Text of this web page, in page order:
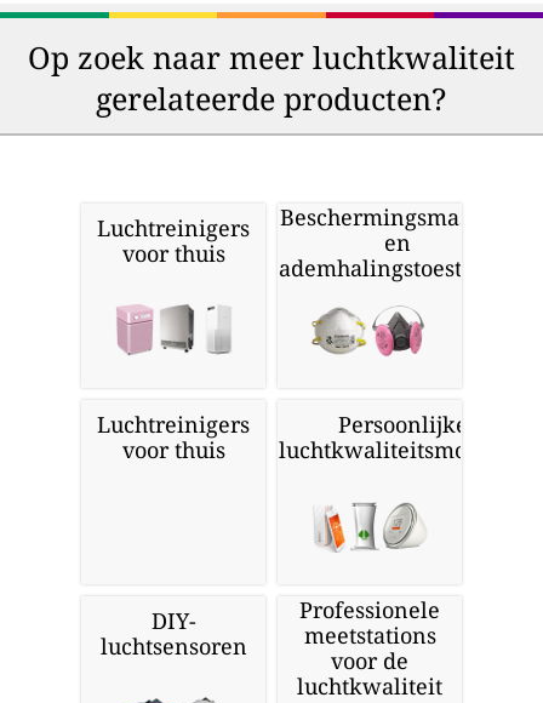
Op zoek naar meer luchtkwaliteit
gerelateerde producten?
Luchtreinigers
voor thuis
Beschermingsmaskers
en
ademhalingstoestellen
Luchtreinigers
voor thuis
Persoonlijke
luchtkwaliteitsmonitors
DIY-
luchtsensoren
Professionele
meetstations
voor de
luchtkwaliteit